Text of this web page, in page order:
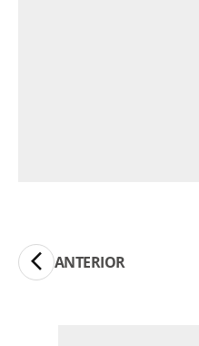
ANTERIOR